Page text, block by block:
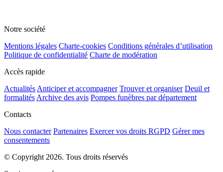
Notre société
Mentions légales Charte-cookies Conditions générales d’utilisation
Politique de confidentialité Charte de modération
Accès rapide
Actualités Anticiper et accompagner Trouver et organiser Deuil et
formalités Archive des avis Pompes funèbres par département
Contacts
Nous contacter Partenaires Exercer vos droits RGPD Gérer mes
consentements
© Copyright 2026. Tous droits réservés